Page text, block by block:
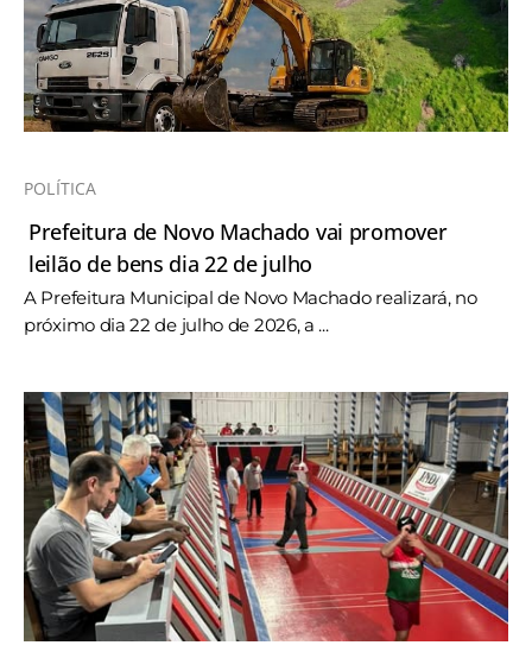
POLÍTICA
Prefeitura de Novo Machado vai promover
leilão de bens dia 22 de julho
A Prefeitura Municipal de Novo Machado realizará, no
próximo dia 22 de julho de 2026, a ...